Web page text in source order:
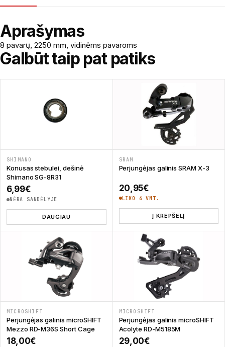
Aprašymas
8 pavarų, 2250 mm, vidinėms pavaroms
Galbūt taip pat patiks
SHIMANO
Konusas stebulei, dešinė
Shimano SG-8R31
6,99€
NĖRA SANDĖLYJE
DAUGIAU
SRAM
Perjungėjas galinis SRAM X-3
20,95€
LIKO 6 VNT.
Į KREPŠELĮ
MICROSHIFT
Perjungėjas galinis microSHIFT
Mezzo RD-M36S Short Cage
18,00€
MICROSHIFT
Perjungėjas galinis microSHIFT
Acolyte RD-M5185M
29,00€